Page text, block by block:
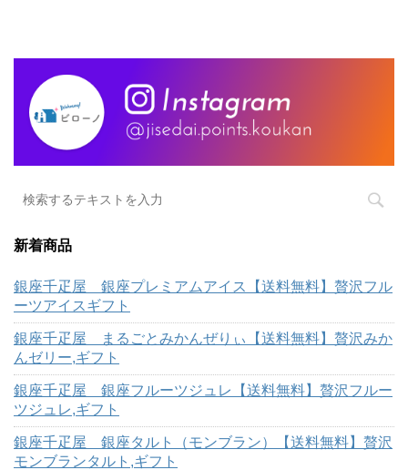
新着商品
銀座千疋屋 銀座プレミアムアイス【送料無料】贅沢フル
ーツアイスギフト
銀座千疋屋 まるごとみかんぜりぃ【送料無料】贅沢みか
んゼリー,ギフト
銀座千疋屋 銀座フルーツジュレ【送料無料】贅沢フルー
ツジュレ,ギフト
銀座千疋屋 銀座タルト（モンブラン）【送料無料】贅沢
モンブランタルト,ギフト